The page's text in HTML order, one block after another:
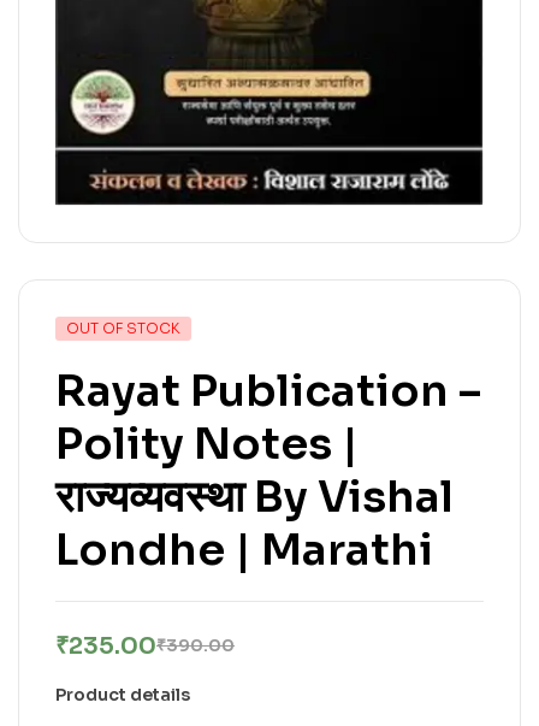
OUT OF STOCK
Rayat Publication –
Polity Notes |
राज्यव्यवस्था By Vishal
Londhe | Marathi
₹390.00
₹235.00
Product details